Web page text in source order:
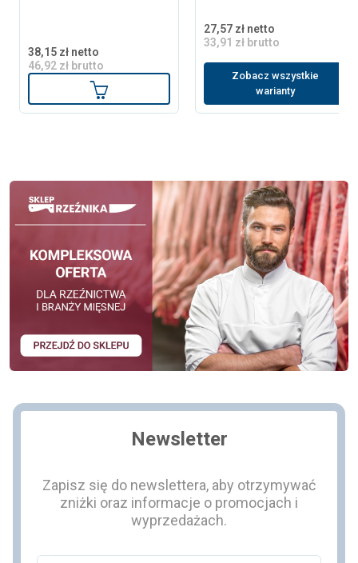
38,15 zł netto
46,92 zł brutto
Dodaj do koszyka
27,57 zł netto
33,91 zł brutto
Zobacz wszystkie
warianty
Newsletter
Zapisz się do newslettera, aby otrzymywać
zniżki oraz informacje o promocjach i
wyprzedażach.